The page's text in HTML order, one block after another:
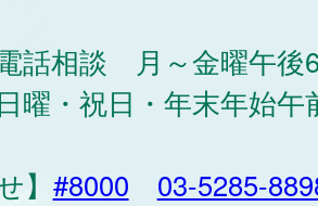
電話相談 月～金曜午後
曜・祝日・年末年始午
】 #8000 03-5285-